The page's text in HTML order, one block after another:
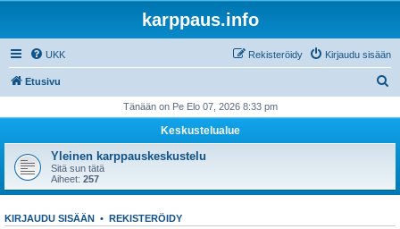
karppaus.info
UKK Kirjaudu sisään
Rekisteröidy
Etusivu
i
Tänään on Pe Elo 07, 2026 8:33 pm
Keskustelualue
Yleinen karppauskeskustelu
Sitä sun tätä
Aiheet: 257
KIRJAUDU SISÄÄN • REKISTERÖIDY